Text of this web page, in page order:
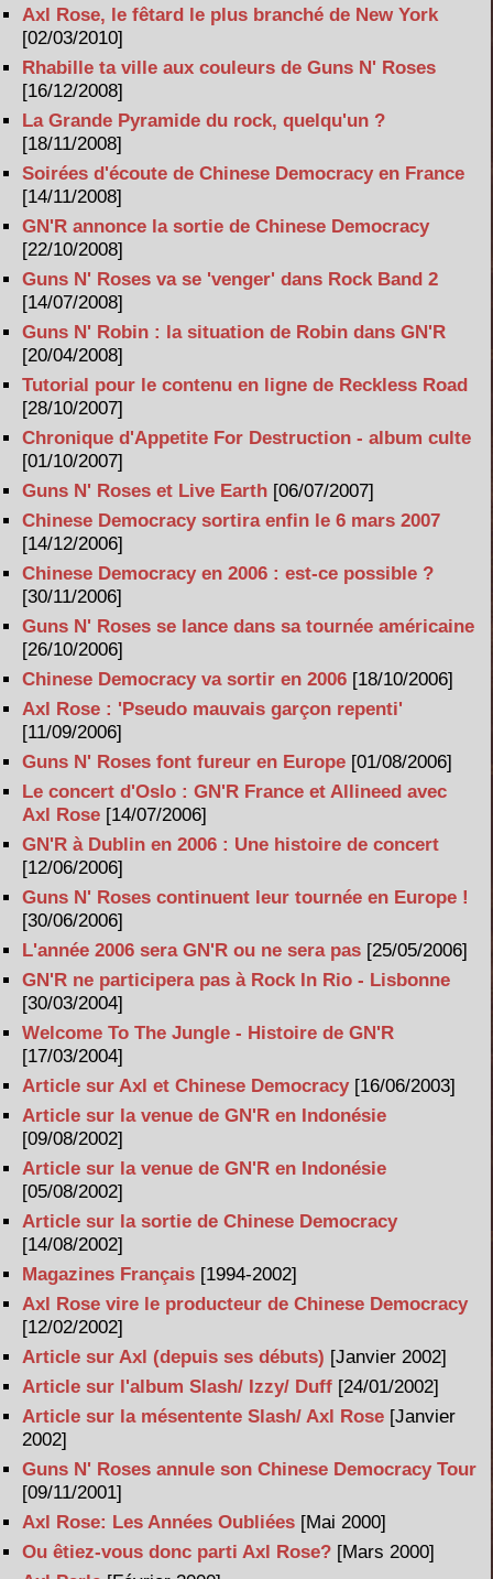
Axl Rose, le fêtard le plus branché de New York
[02/03/2010]
Rhabille ta ville aux couleurs de Guns N' Roses
[16/12/2008]
La Grande Pyramide du rock, quelqu'un ?
[18/11/2008]
Soirées d'écoute de Chinese Democracy en France
[14/11/2008]
GN'R annonce la sortie de Chinese Democracy
[22/10/2008]
Guns N' Roses va se 'venger' dans Rock Band 2
[14/07/2008]
Guns N' Robin : la situation de Robin dans GN'R
[20/04/2008]
Tutorial pour le contenu en ligne de Reckless Road
[28/10/2007]
Chronique d'Appetite For Destruction - album culte
[01/10/2007]
Guns N' Roses et Live Earth [06/07/2007]
Chinese Democracy sortira enfin le 6 mars 2007
[14/12/2006]
Chinese Democracy en 2006 : est-ce possible ?
[30/11/2006]
Guns N' Roses se lance dans sa tournée américaine
[26/10/2006]
Chinese Democracy va sortir en 2006 [18/10/2006]
Axl Rose : 'Pseudo mauvais garçon repenti'
[11/09/2006]
Guns N' Roses font fureur en Europe [01/08/2006]
Le concert d'Oslo : GN'R France et Allineed avec
Axl Rose [14/07/2006]
GN'R à Dublin en 2006 : Une histoire de concert
[12/06/2006]
Guns N' Roses continuent leur tournée en Europe !
[30/06/2006]
L'année 2006 sera GN'R ou ne sera pas [25/05/2006]
GN'R ne participera pas à Rock In Rio - Lisbonne
[30/03/2004]
Welcome To The Jungle - Histoire de GN'R
[17/03/2004]
Article sur Axl et Chinese Democracy[16/06/2003]
Article sur la venue de GN'R en Indonésie
[09/08/2002]
Article sur la venue de GN'R en Indonésie
[05/08/2002]
Article sur la sortie de Chinese Democracy
[14/08/2002]
Magazines Français [1994-2002]
Axl Rose vire le producteur de Chinese Democracy
[12/02/2002]
Article sur Axl (depuis ses débuts) [Janvier 2002]
Article sur l'album Slash/ Izzy/ Duff [24/01/2002]
Article sur la mésentente Slash/ Axl Rose [Janvier
2002]
Guns N' Roses annule son Chinese Democracy Tour
[09/11/2001]
Axl Rose: Les Années Oubliées [Mai 2000]
Ou êtiez-vous donc parti Axl Rose? [Mars 2000]